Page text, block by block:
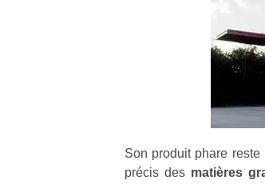
Son produit phare reste
précis des matières